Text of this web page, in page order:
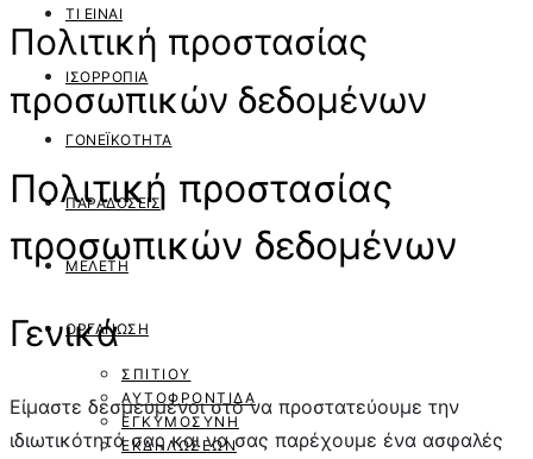
ΤΙ ΕΊΝΑΙ
ΙΣΟΡΡΟΠΊΑ
ΓΟΝΕΪΚΌΤΗΤΑ
ΠΑΡΑΔΌΣΕΙΣ
ΜΕΛΈΤΗ
ΟΡΓΆΝΩΣΗ
ΣΠΙΤΙΟΎ
ΑΥΤΟΦΡΟΝΤΊΔΑ
ΕΓΚΥΜΟΣΎΝΗ
ΕΚΔΗΛΏΣΕΩΝ
Πολιτική προστασίας
προσωπικών δεδομένων
Πολιτική προστασίας
προσωπικών δεδομένων
Γενικά
Είμαστε δεσμευμένοι στο να προστατεύουμε την
ιδιωτικότητά σας και να σας παρέχουμε ένα ασφαλές